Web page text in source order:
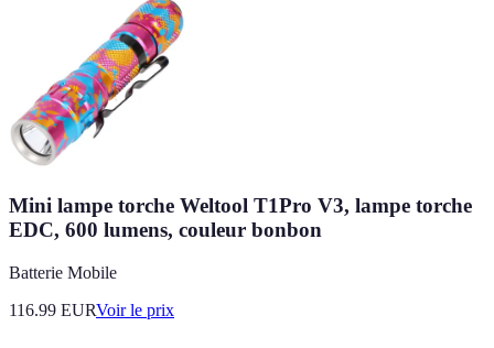
Mini lampe torche Weltool T1Pro V3, lampe torche
EDC, 600 lumens, couleur bonbon
Batterie Mobile
116.99 EURVoir le prix